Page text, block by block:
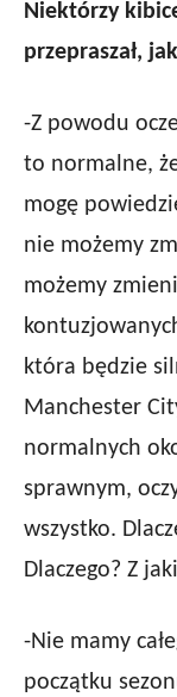
Niektórzy
przepraszał,
-Z powodu
to normalne,
mogę
nie możemy
możemy
która będzie
Manchester
normalnych
sprawnym,
wszystko.
Dlaczego? Z
-Nie mamy
początku